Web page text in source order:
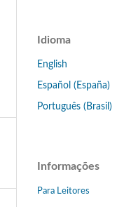
Idioma
English
Español (España)
Português (Brasil)
Informações
Para Leitores